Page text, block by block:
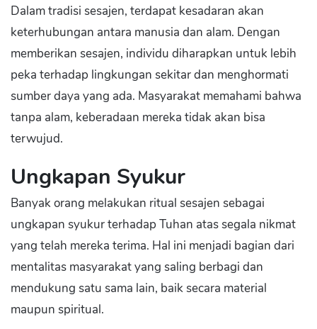
Dalam tradisi sesajen, terdapat kesadaran akan
keterhubungan antara manusia dan alam. Dengan
memberikan sesajen, individu diharapkan untuk lebih
peka terhadap lingkungan sekitar dan menghormati
sumber daya yang ada. Masyarakat memahami bahwa
tanpa alam, keberadaan mereka tidak akan bisa
terwujud.
Ungkapan Syukur
Banyak orang melakukan ritual sesajen sebagai
ungkapan syukur terhadap Tuhan atas segala nikmat
yang telah mereka terima. Hal ini menjadi bagian dari
mentalitas masyarakat yang saling berbagi dan
mendukung satu sama lain, baik secara material
maupun spiritual.